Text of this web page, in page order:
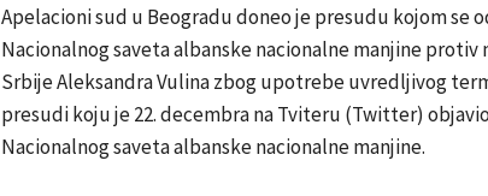
Apelacioni sud u Beogradu doneo je presudu kojom se
Nacionalnog saveta albanske nacionalne manjine
Srbije Aleksandra Vulina zbog upotrebe uvredljivog
presudi koju je 22. decembra na Tviteru (Twitter)
Nacionalnog saveta albanske nacionalne manjine.